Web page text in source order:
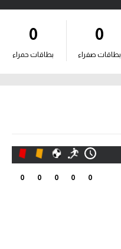
0
بطاقات صفراء
0
بطاقات حمراء
0
0
0
0
0